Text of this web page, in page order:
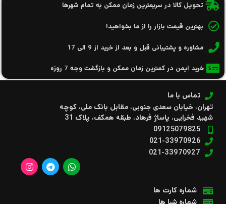
تحویل کالا در سریعترین زمان ممکن به تمام شهرها
بهترین قیمت بازار را از ما بخواهید!
مشاوره و پشتیبانی قبل و بعد از خرید از 9 الی 17
خرید ایمن در کمترین زمان ممکن و بازگشت وجه 7 روزه
تماس با ما
تهران، خیابان سعدی جنوبی، مقابل بانک ملی، کوچه
شهید فخرایی، پاساژ فرهاد، طبقه همکف، پلاک 31
09125079825
021-33970926
021-33970927
شماره کارت ها